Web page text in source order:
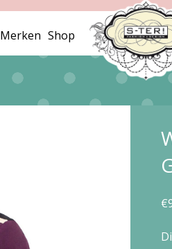
Merken Shop
€